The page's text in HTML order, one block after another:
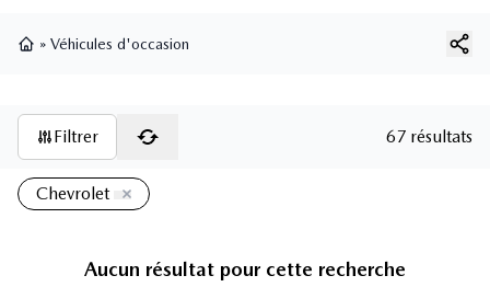
» Véhicules d'occasion
Filtrer 67 résultats
Chevrolet
Aucun résultat pour cette recherche